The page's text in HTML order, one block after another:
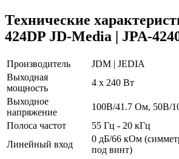
Технические
424DP JD-Media | JPA-
Производитель
JDM | JEDIA
Выходная
мощность
4 х 240 Вт
Выходное
напряжение
100В/41.7 Ом, 50В/
Полоса частот
55 Гц - 20 кГц
Линейный вход
0 дБ/66 кОм
под винт)